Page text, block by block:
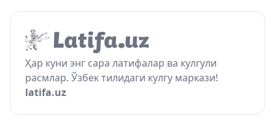
Ҳар куни энг сара латифалар ва кулгули
расмлар. Ўзбек тилидаги кулгу маркази!
latifa.uz